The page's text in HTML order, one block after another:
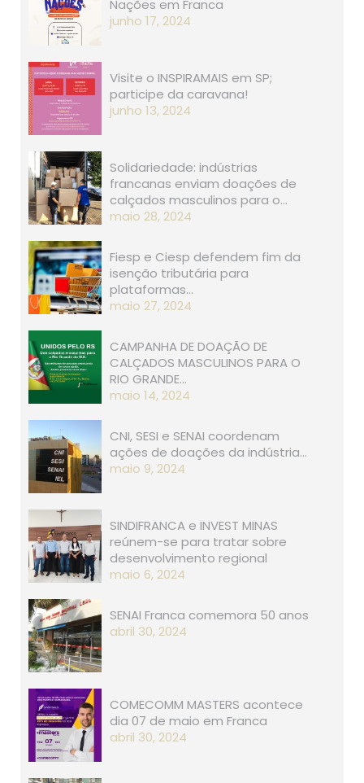
Nações em Franca
junho 17, 2024
Visite o INSPIRAMAIS em SP;
participe da caravana!
junho 13, 2024
Solidariedade: indústrias
francanas enviam doações de
calçados masculinos para o…
maio 28, 2024
Fiesp e Ciesp defendem fim da
isenção tributária para
plataformas…
maio 27, 2024
CAMPANHA DE DOAÇÃO DE
CALÇADOS MASCULINOS PARA O
RIO GRANDE…
maio 14, 2024
CNI, SESI e SENAI coordenam
ações de doações da indústria…
maio 9, 2024
SINDIFRANCA e INVEST MINAS
reúnem-se para tratar sobre
desenvolvimento regional
maio 6, 2024
SENAI Franca comemora 50 anos
abril 30, 2024
COMECOMM MASTERS acontece
dia 07 de maio em Franca
abril 30, 2024